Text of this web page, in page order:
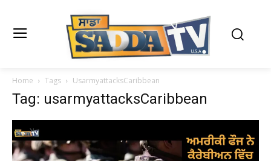
Home Tags UsarmyattacksCaribbean
Tag: usarmyattacksCaribbean